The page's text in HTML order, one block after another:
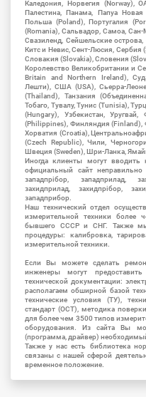
Каледония, Норвегия (Norway),
Палестина, Панама, Папуа
Польша (Poland), Португалия
(Romania), Сальвадор, Самоа,
Свазиленд, Сейшельские
Китс и Невис, Сент-Люсия, Сербия
Словакия (Slovakia), Словения
Королевство Великобритании и
Britain and Northern Ireland),
Лешти), США (USA), Сьерра-
(Thailand), Танзания
Тобаго, Тувалу, Тунис (Tunisia),
(Hungary), Узбекистан,
(Philippines), Финляндия (Finland),
Хорватия (Croatia),
(Czech Republic), Чили,
Швеция (Sweden), Шри-Ланка,
Иногда клиенты могут вводить
официальный сайт
западпрібор, западприлад,
захидприлад, захидпрібор,
западприбор.
Наш технический отдел
измерительной техники более
бывшего СССР и СНГ. Также мы
процедуры: калибровка,
измерительной техники.
Если Вы можете сделать
инженеры могут
технической документации:
располагаем обширной базой
технические условия (ТУ),
стандарт (ОСТ), методика
для более чем 3500 типов
оборудования. Из сайта Вы
(программа, драйвер)
Также у нас есть библиотека
связаны с нашей сферой
временное положение.